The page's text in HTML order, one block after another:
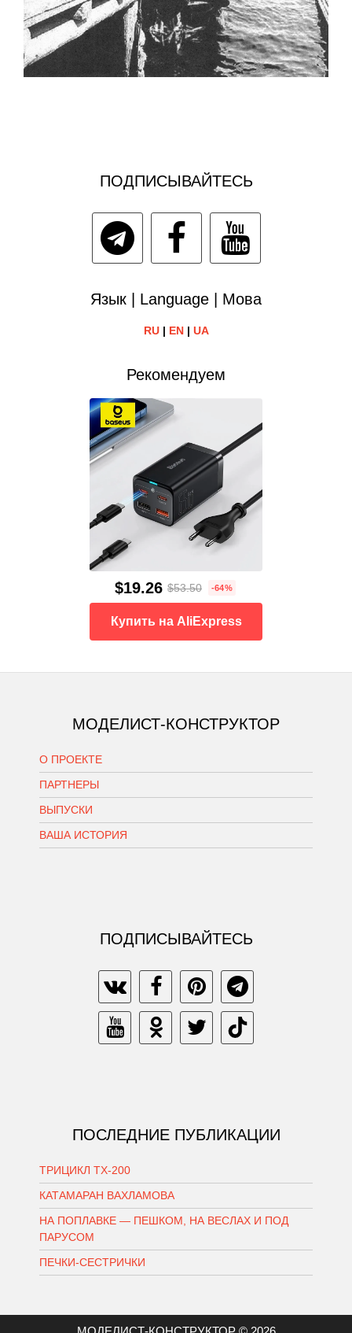
ПОДПИСЫВАЙТЕСЬ
Язык | Language | Мова
RU| EN| UA
Рекомендуем
$19.26 $53.50 -64%
Купить на AliExpress
МОДЕЛИСТ-КОНСТРУКТОР
О ПРОЕКТЕ
ПАРТНЕРЫ
ВЫПУСКИ
ВАША ИСТОРИЯ
ПОДПИСЫВАЙТЕСЬ
ПОСЛЕДНИЕ ПУБЛИКАЦИИ
ТРИЦИКЛ ТХ-200
КАТАМАРАН ВАХЛАМОВА
НА ПОПЛАВКЕ — ПЕШКОМ, НА ВЕСЛАХ И ПОД
ПАРУСОМ
ПЕЧКИ-СЕСТРИЧКИ